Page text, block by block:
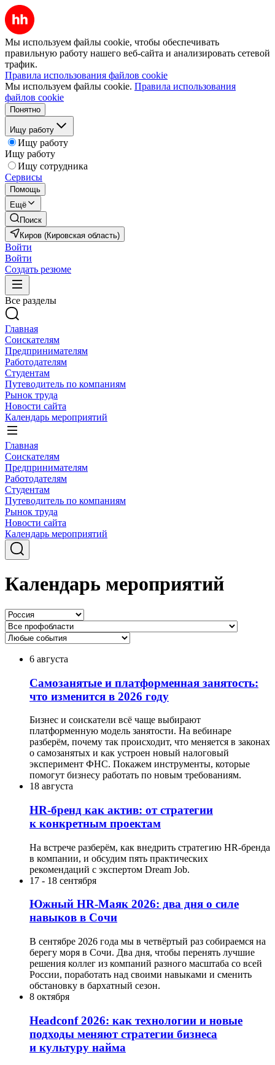
Мы используем файлы cookie, чтобы обеспечивать
правильную работу нашего веб-сайта и анализировать сетевой
трафик.
Правила использования файлов cookie
Мы используем файлы cookie. Правила использования
файлов cookie
Понятно
Ищу работу
Ищу работу
Ищу работу
Ищу сотрудника
Сервисы
Помощь
Ещё
Поиск
Киров (Кировская область)
Войти
Войти
Создать резюме
Все разделы
Главная
Соискателям
Предпринимателям
Работодателям
Студентам
Путеводитель по компаниям
Рынок труда
Новости сайта
Календарь мероприятий
Главная
Соискателям
Предпринимателям
Работодателям
Студентам
Путеводитель по компаниям
Рынок труда
Новости сайта
Календарь мероприятий
Календарь мероприятий
6 августа
Самозанятые и платформенная занятость:
что изменится в 2026 году
Бизнес и соискатели всё чаще выбирают
платформенную модель занятости. На вебинаре
разберём, почему так происходит, что меняется в законах
о самозанятых и как устроен новый налоговый
эксперимент ФНС. Покажем инструменты, которые
помогут бизнесу работать по новым требованиям.
18 августа
HR-бренд как актив: от стратегии
к конкретным проектам
На встрече разберём, как внедрить стратегию HR-бренда
в компании, и обсудим пять практических
рекомендаций с экспертом Dream Job.
17 - 18 сентября
Южный HR-Маяк 2026: два дня о силе
навыков в Сочи
В сентябре 2026 года мы в четвёртый раз собираемся на
берегу моря в Сочи. Два дня, чтобы перенять лучшие
решения коллег из компаний разного масштаба со всей
России, поработать над своими навыками и сменить
обстановку в бархатный сезон.
8 октября
Headсonf 2026: как технологии и новые
подходы меняют стратегии бизнеса
и культуру найма